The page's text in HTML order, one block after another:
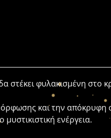
φυλακισμένη στο
και την απόκρυφη
ενέργεια.